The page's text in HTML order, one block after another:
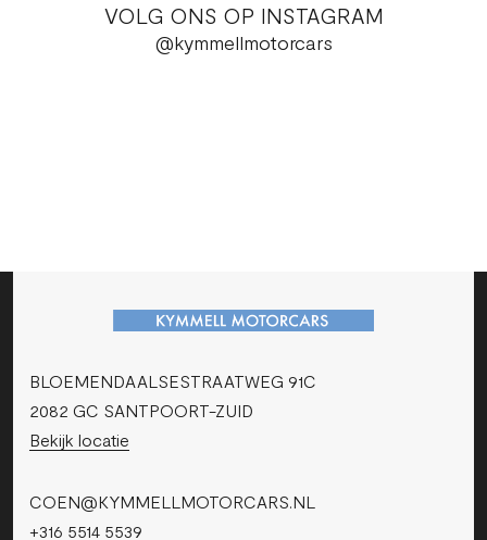
VOLG ONS OP INSTAGRAM
@kymmellmotorcars
BLOEMENDAALSESTRAATWEG 91C
2082 GC SANTPOORT-ZUID
Bekijk locatie
COEN@KYMMELLMOTORCARS.NL
+316 5514 5539